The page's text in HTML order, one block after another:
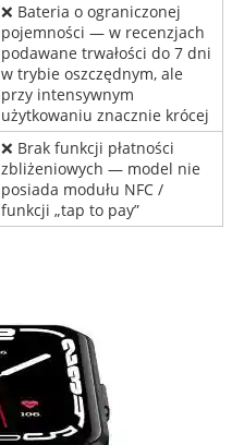
❌ Bateria o ograniczonej
pojemności — w recenzjach
podawane trwałości do 7 dni
w trybie oszczędnym, ale
przy intensywnym
użytkowaniu znacznie krócej
❌ Brak funkcji płatności
zbliżeniowych — model nie
posiada modułu NFC /
funkcji „tap to pay”